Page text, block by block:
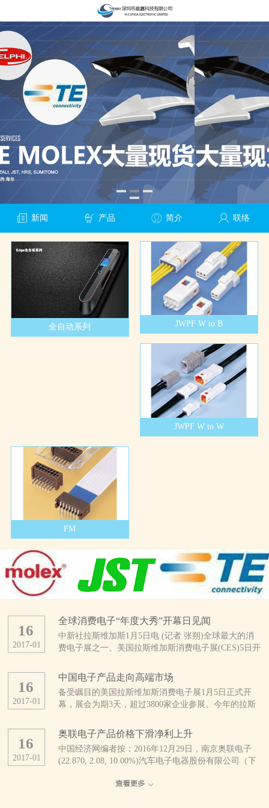
新闻 产品 简介 联络
全自动系列 JWPF W to B
JWPF W to W
FM
全球消费电子“年度大秀”开幕日见闻
中新社拉斯维加斯1月5日电 (记者 张朔)全球最大的消
费电子展之一、美国拉斯维加斯消费电子展(CES)5日开
呈。 当天上午，拉斯维加斯会展中心外，领取证件
的人与找停车位的车都排起了长龙。会展中心内，也是
人头攒动、摩肩接踵。 据CES主办方、美国消费技
术协会统计，今年有3800多家公司及16.5万多人参展，
备、智能终端、健康医疗、无线互联、智能家庭、物联
网等几乎整个消费技术生态系统。 此刻的拉斯维加
斯会展中心，仿佛是电子产品的海洋。为了在这片海洋
中激起更引人注目的浪花，参展者们可谓八仙过海、各
显神通。 来自中国的综合通信解决方案提供商中兴
2017-01
16
中国电子产品走向高端市场
备受瞩目的美国拉斯维加斯消费电子展1月5日正式开
幕，展会为期3天，超过3800家企业参展。今年的拉斯
超过1/3来自中国。 中国厂商推出大量新产品
美国消费技术协会近日发布的报告预计，受美元升值及
全球贸易不确定性增加的影响，2017年全球消费电子产
品支出将继续下降。但分地区看，中国、印度等亚洲新
去几年来，中国已经发展为非常成熟的消费电子市场，
2017-01
16
奥联电子产品价格下滑净利上升
中国经济网编者按：2016年12月29日，南京奥联电子
(22.870, 2.08, 10.00%)汽车电子电器股份有限公司（下
市，股票代码：300585。公司是一家专业研发、生产、
2017-01
16